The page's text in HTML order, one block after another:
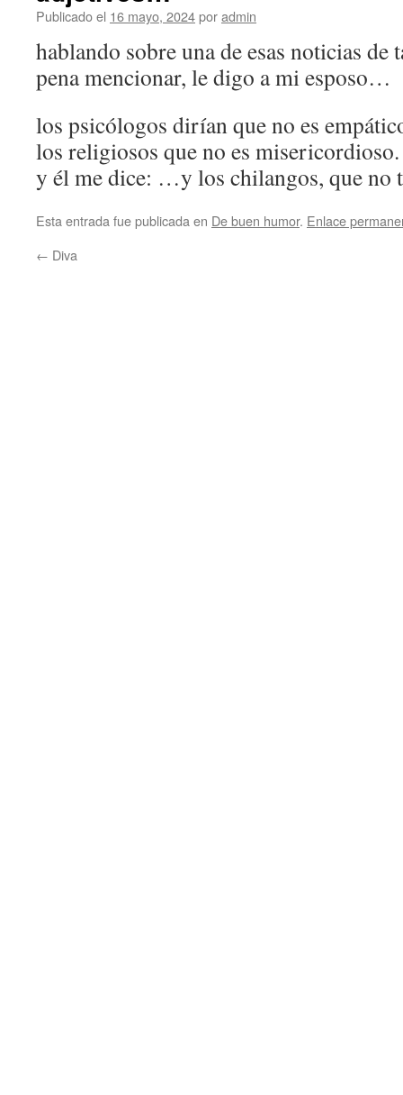
Publicado el 16 mayo, 2024poradmin
hablando sobre una de esas noticias de
pena mencionar, le digo a mi esposo…
los psicólogos dirían que no es
los religiosos que no es misericordioso.
y él me dice: …y los chilangos, que no
Esta entrada fue publicada en De buen humor. Enlace
← Diva